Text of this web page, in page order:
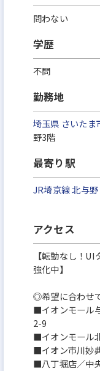
問わない
学歴
不問
勤務地
埼玉県 さいたま
野3階
最寄り駅
JR埼京線北与野
アクセス
【転勤なし！
強化中】
◎希望に合わせ
■イオンモール
2-9
■イオンモール
■イオン市川妙
■八丁堀店／中